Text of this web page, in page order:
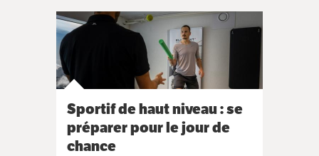
Sportif de haut niveau : se
préparer pour le jour de
chance